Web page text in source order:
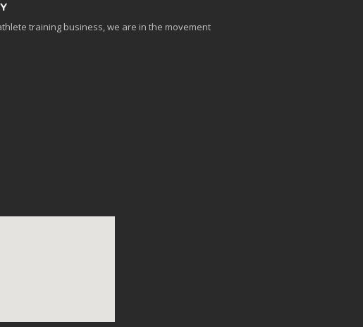
training business, we are in the movement